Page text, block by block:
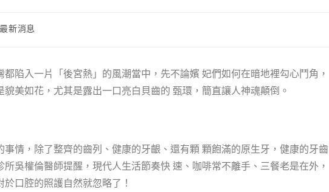
最新消息
陷入一片「後宮熱」的風潮當中，先不論嬪 妃們如何在暗地裡勾心鬥角，
美如花，尤其是露出一口亮白貝齒的 甄環，簡直讓人神魂顛倒。
情，除了整齊的齒列、健康的牙齦、還有顆 顆飽滿的原生牙，健康的牙齒
吳權倫醫師提醒，現代人生活節奏快 速、咖啡常不離手、三餐老是在外，
口腔的照護自然就忽略了！